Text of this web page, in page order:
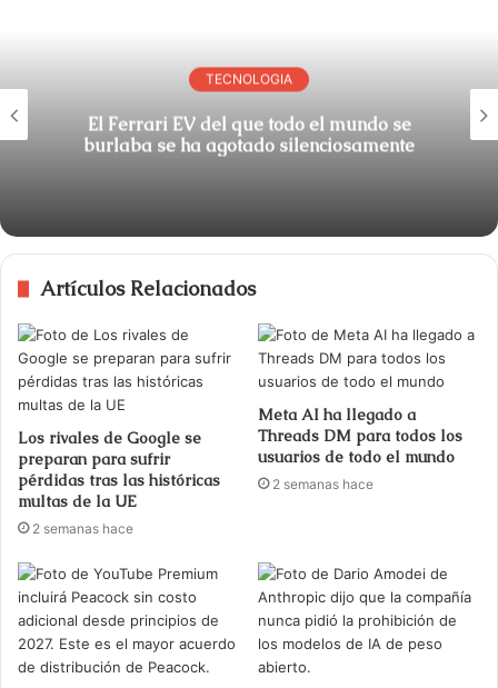
TECNOLOGIA
El Ferrari EV del que todo el mundo se
burlaba se ha agotado silenciosamente
Artículos Relacionados
Los rivales de Google se
preparan para sufrir
pérdidas tras las históricas
multas de la UE
2 semanas hace
Meta AI ha llegado a
Threads DM para todos los
usuarios de todo el mundo
2 semanas hace